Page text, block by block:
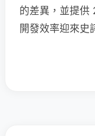
的差異，並提供
開發效率迎來史